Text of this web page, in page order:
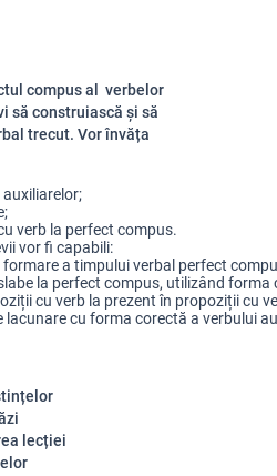
compus al verbelor
să construiască și să
trecut. Vor învăța
auxiliarelor;
verb la perfect compus.
vor fi capabili:
formare a timpului verbal perfect
la perfect compus, utilizând
cu verb la prezent în propoziții cu
lacunare cu forma corectă a verbului
lecției